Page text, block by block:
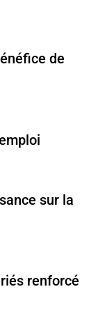
de
sur la
renforcé